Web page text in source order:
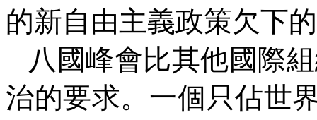
的新自由主義政策欠下
八國峰會比其他國際
治的要求。一個只佔世